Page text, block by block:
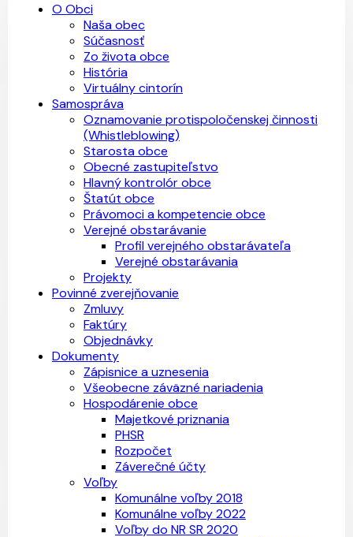
O Obci
Naša obec
Súčasnosť
Zo života obce
História
Virtuálny cintorín
Samospráva
Oznamovanie protispoločenskej činnosti
(Whistleblowing)
Starosta obce
Obecné zastupiteľstvo
Hlavný kontrolór obce
Štatút obce
Právomoci a kompetencie obce
Verejné obstarávanie
Profil verejného obstarávateľa
Verejné obstarávania
Projekty
Povinné zverejňovanie
Zmluvy
Faktúry
Objednávky
Dokumenty
Zápisnice a uznesenia
Všeobecne záväzné nariadenia
Hospodárenie obce
Majetkové priznania
PHSR
Rozpočet
Záverečné účty
Voľby
Komunálne voľby 2018
Komunálne voľby 2022
Voľby do NR SR 2020